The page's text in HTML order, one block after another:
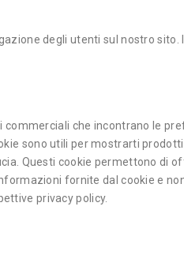
degli utenti sul nostro
che incontrano le
sono utili per mostrarti
Questi cookie permettono di
fornite dal cookie e
privacy policy.